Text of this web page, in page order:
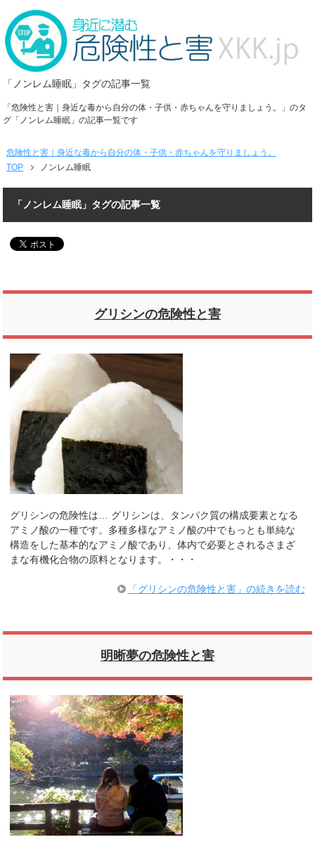
「ノンレム睡眠」タグの記事一覧
「危険性と害｜身近な毒から自分の体・子供・赤ちゃんを守りましょう。」のタ
グ「ノンレム睡眠」の記事一覧です
危険性と害｜身近な毒から自分の体・子供・赤ちゃんを守りましょう。
TOP
ノンレム睡眠
「ノンレム睡眠」タグの記事一覧
グリシンの危険性と害
グリシンの危険性は… グリシンは、タンパク質の構成要素となる
アミノ酸の一種です。多種多様なアミノ酸の中でもっとも単純な
構造をした基本的なアミノ酸であり、体内で必要とされるさまざ
まな有機化合物の原料となります。・・・
「グリシンの危険性と害」の続きを読む
明晰夢の危険性と害